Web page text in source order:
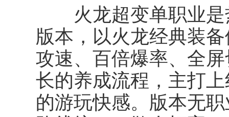
火龙超变单职业是
版本，以火龙经典装
攻速、百倍爆率、全
长的养成流程，主打
的游玩快感。版本无